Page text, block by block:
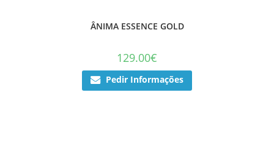
ÂNIMA ESSENCE GOLD
129.00€
Pedir Informações